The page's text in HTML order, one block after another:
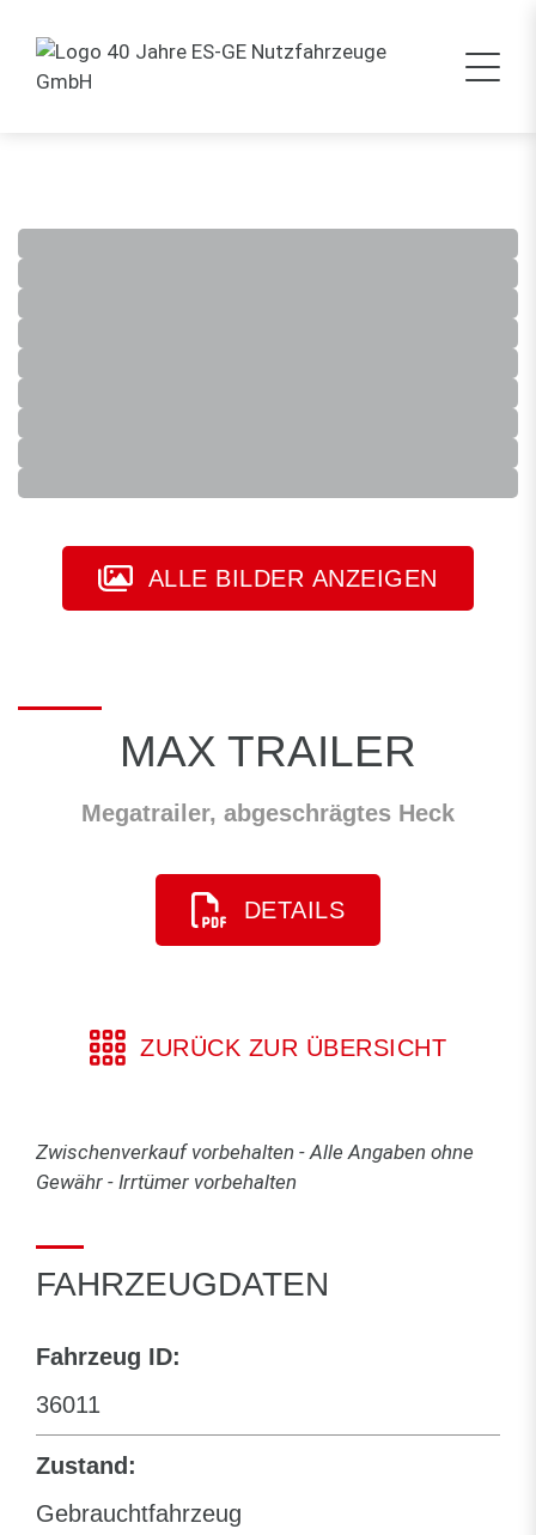
ALLE BILDER ANZEIGEN
MAX TRAILER
Megatrailer, abgeschrägtes Heck
DETAILS
ZURÜCK ZUR ÜBERSICHT
Zwischenverkauf vorbehalten - Alle Angaben ohne
Gewähr - Irrtümer vorbehalten
FAHRZEUGDATEN
Fahrzeug ID:
36011
Zustand:
Gebrauchtfahrzeug